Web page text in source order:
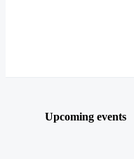
Upcoming events